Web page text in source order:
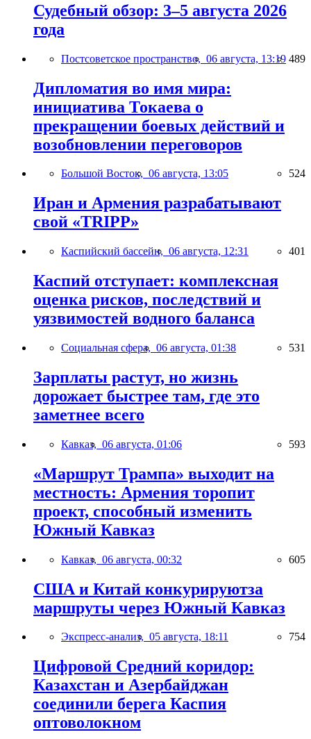
Судебный обзор: 3–5 августа 2026
года
Постсоветское пространство, 06 августа, 13:19 489
Дипломатия во имя мира:
инициатива Токаева о
прекращении боевых действий и
возобновлении переговоров
Большой Восток, 06 августа, 13:05 524
Иран и Армения разрабатывают
свой «TRIPP»
Каспийский бассейн, 06 августа, 12:31 401
Каспий отступает: комплексная
оценка рисков, последствий и
уязвимостей водного баланса
Социальная сфера, 06 августа, 01:38 531
Зарплаты растут, но жизнь
дорожает быстрее там, где это
заметнее всего
Кавказ, 06 августа, 01:06 593
«Маршрут Трампа» выходит на
местность: Армения торопит
проект, способный изменить
Южный Кавказ
Кавказ, 06 августа, 00:32 605
США и Китай конкурируютза
маршруты через Южный Кавказ
Экспресс-анализ, 05 августа, 18:11 754
Цифровой Средний коридор:
Казахстан и Азербайджан
соединили берега Каспия
оптоволокном